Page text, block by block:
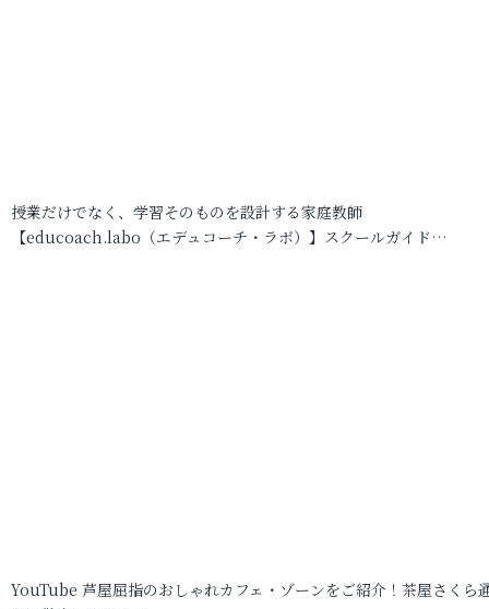
授業だけでなく、学習そのものを設計する家庭教師
【educoach.labo（エデュコーチ・ラボ）】スクールガイド…
YouTube 芦屋屈指のおしゃれカフェ・ゾーンをご紹介！茶屋さくら